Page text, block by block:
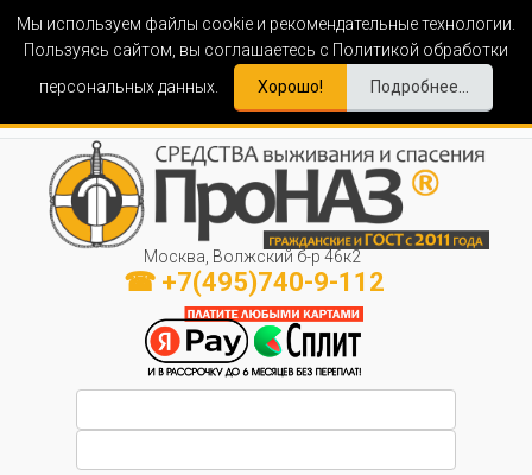
Мы используем файлы cookie и рекомендательные технологии.
Пользуясь сайтом, вы соглашаетесь с Политикой обработки
персональных данных.
Хорошо! Подробнее...
Москва, Волжский б-р 46к2
☎ +7(495)740-9-112